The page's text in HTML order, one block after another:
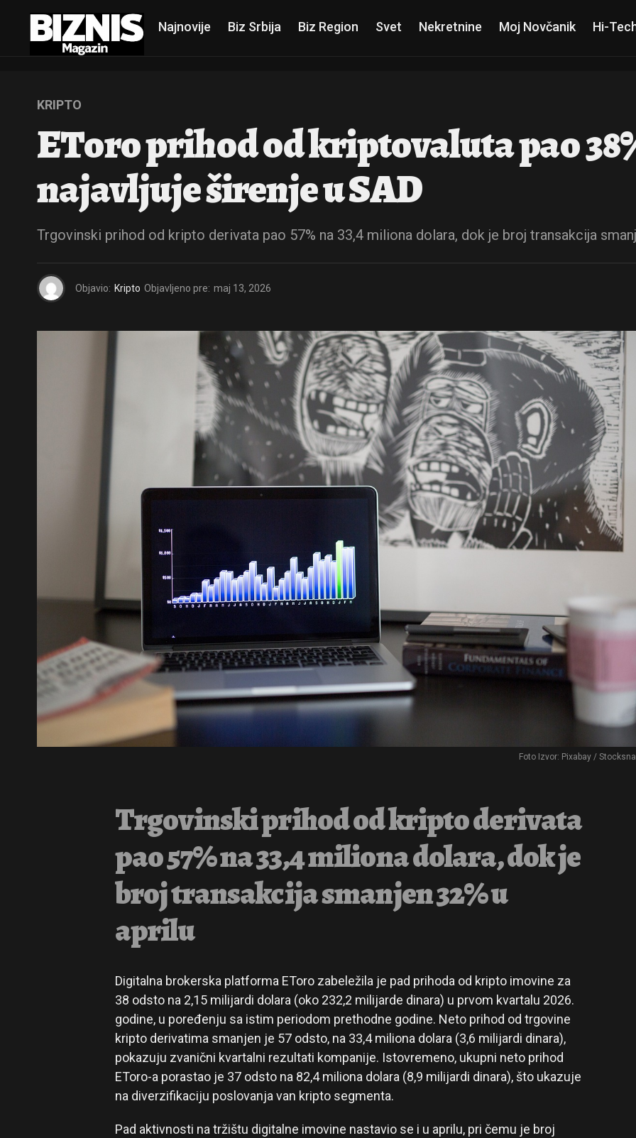
Najnovije Biz Srbija Biz Region Svet Nekretnine Moj Novčanik Hi-
KRIPTO
EToro prihod od kriptovaluta pao
najavljuje širenje u SAD
Trgovinski prihod od kripto derivata pao 57% na 33,4 miliona dolara, dok je broj transakcija
Objavio: Kripto Objavljeno pre: maj 13, 2026
Foto Izvor: Pixabay /
Trgovinski prihod od kripto derivata
pao 57% na 33,4 miliona dolara, dok je
broj transakcija smanjen 32% u
aprilu
Digitalna brokerska platforma EToro zabeležila je pad prihoda od kripto imovine za
38 odsto na 2,15 milijardi dolara (oko 232,2 milijarde dinara) u prvom kvartalu 2026.
godine, u poređenju sa istim periodom prethodne godine. Neto prihod od trgovine
kripto derivatima smanjen je 57 odsto, na 33,4 miliona dolara (3,6 milijardi dinara),
pokazuju zvanični kvartalni rezultati kompanije. Istovremeno, ukupni neto prihod
EToro-a porastao je 37 odsto na 82,4 miliona dolara (8,9 milijardi dinara), što ukazuje
na diverzifikaciju poslovanja van kripto segmenta.
Pad aktivnosti na tržištu digitalne imovine nastavio se i u aprilu, pri čemu je broj